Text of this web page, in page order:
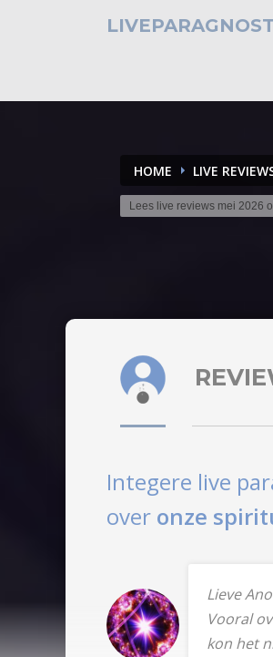
LIVEPARAGNOST
HOME LIVE
Lees live reviews mei 2026
Integere live
over onze
Lieve
Vooral
kon het